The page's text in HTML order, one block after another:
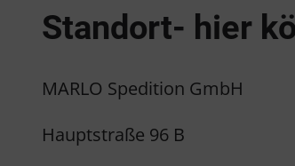
Standort- hier
MARLO Spedition GmbH
Hauptstraße 96 B